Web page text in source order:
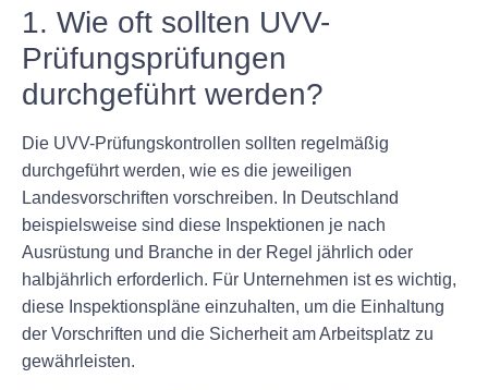
1. Wie oft sollten UVV-
Prüfungsprüfungen
durchgeführt werden?
Die UVV-Prüfungskontrollen sollten regelmäßig
durchgeführt werden, wie es die jeweiligen
Landesvorschriften vorschreiben. In Deutschland
beispielsweise sind diese Inspektionen je nach
Ausrüstung und Branche in der Regel jährlich oder
halbjährlich erforderlich. Für Unternehmen ist es wichtig,
diese Inspektionspläne einzuhalten, um die Einhaltung
der Vorschriften und die Sicherheit am Arbeitsplatz zu
gewährleisten.